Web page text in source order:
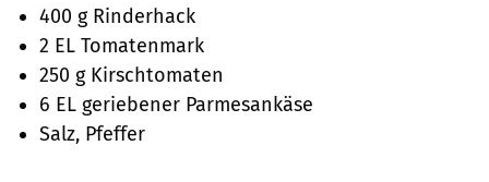
400 g Rinderhack
2 EL Tomatenmark
250 g Kirschtomaten
6 EL geriebener Parmesankäse
Salz, Pfeffer